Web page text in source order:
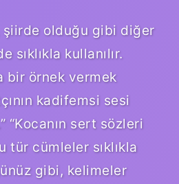
şiirde olduğu gibi diğer
sıklıkla kullanılır.
bir örnek vermek
kadifemsi sesi
“Kocanın sert sözleri
tür cümleler sıklıkla
gibi, kelimeler